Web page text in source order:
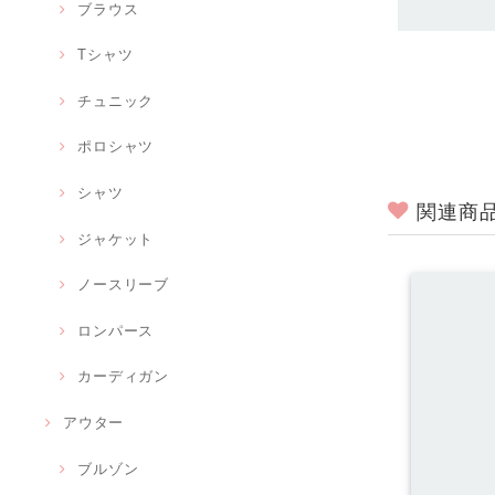
ブラウス
Tシャツ
チュニック
ポロシャツ
シャツ
ジャケット
ノースリーブ
ロンパース
カーディガン
アウター
ブルゾン
関連商